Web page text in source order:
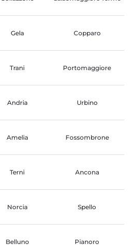
Gela Copparo
Trani Portomaggiore
Andria Urbino
Amelia Fossombrone
Terni Ancona
Norcia Spello
Belluno Pianoro